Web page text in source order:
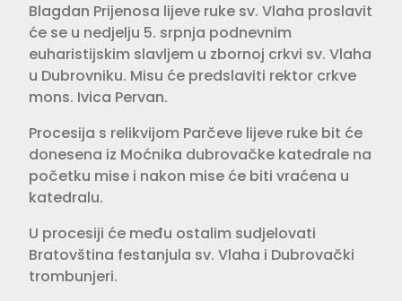
Blagdan Prijenosa lijeve ruke sv. Vlaha proslavit
će se u nedjelju 5. srpnja podnevnim
euharistijskim slavljem u zbornoj crkvi sv. Vlaha
u Dubrovniku. Misu će predslaviti rektor crkve
mons. Ivica Pervan.
Procesija s relikvijom Parčeve lijeve ruke bit će
donesena iz Moćnika dubrovačke katedrale na
početku mise i nakon mise će biti vraćena u
katedralu.
U procesiji će među ostalim sudjelovati
Bratovština festanjula sv. Vlaha i Dubrovački
trombunjeri.